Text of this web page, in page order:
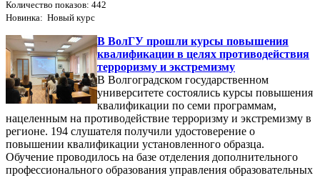
Количество показов: 442
Новинка: Новый курс
В ВолГУ прошли курсы повышения
квалификации в целях противодействия
терроризму и экстремизму
В Волгоградском государственном
университете состоялись курсы повышения
квалификации по семи программам,
нацеленным на противодействие терроризму и экстремизму в
регионе. 194 слушателя получили удостоверение о
повышении квалификации установленного образца.
Обучение проводилось на базе отделения дополнительного
профессионального образования управления образовательных